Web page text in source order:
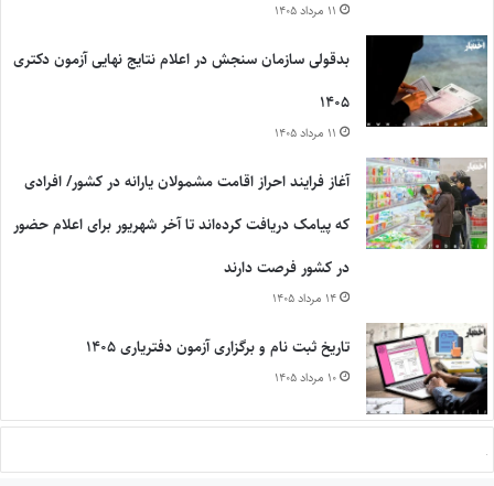
۱۱ مرداد ۱۴۰۵
بدقولی سازمان سنجش در اعلام نتایج نهایی آزمون دکتری
۱۴۰۵
۱۱ مرداد ۱۴۰۵
آغاز فرایند احراز اقامت مشمولان یارانه در کشور/ افرادی
که پیامک دریافت کرده‌اند تا آخر شهریور برای اعلام حضور
در کشور فرصت دارند
۱۴ مرداد ۱۴۰۵
تاریخ ثبت نام و برگزاری آزمون دفتریاری ۱۴۰۵
۱۰ مرداد ۱۴۰۵